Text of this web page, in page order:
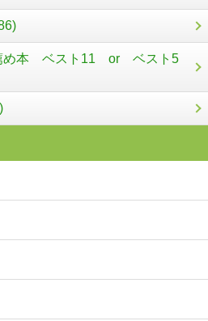
め本 ベスト11 or ベスト5